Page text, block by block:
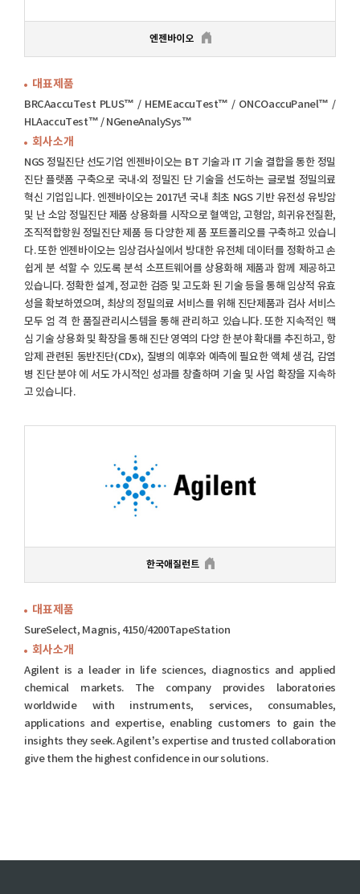
엔젠바이오
대표제품
BRCAaccuTest PLUS™ / HEMEaccuTest™ / ONCOaccuPanel™ /
HLAaccuTest™ / NGeneAnalySys™
회사소개
NGS 정밀진단 선도기업 엔젠바이오는 BT 기술과 IT 기술 결합을 통한 정밀
진단 플랫폼 구축으로 국내∙외 정밀진 단 기술을 선도하는 글로벌 정밀의료
혁신 기업입니다. 엔젠바이오는 2017년 국내 최초 NGS 기반 유전성 유방암
및 난 소암 정밀진단 제품 상용화를 시작으로 혈액암, 고형암, 희귀유전질환,
조직적합항원 정밀진단 제품 등 다양한 제 품 포트폴리오를 구축하고 있습니
다. 또한 엔젠바이오는 임상검사실에서 방대한 유전체 데이터를 정확하고 손
쉽게 분 석할 수 있도록 분석 소프트웨어를 상용화해 제품과 함께 제공하고
있습니다. 정확한 설계, 정교한 검증 및 고도화 된 기술 등을 통해 임상적 유효
성을 확보하였으며, 최상의 정밀의료 서비스를 위해 진단제품과 검사 서비스
모두 엄 격 한 품질관리시스템을 통해 관리하고 있습니다. 또한 지속적인 핵
심 기술 상용화 및 확장을 통해 진단 영역의 다양 한 분야 확대를 추진하고, 항
암제 관련된 동반진단(CDx), 질병의 예후와 예측에 필요한 액체 생검, 감염
병 진단 분야 에 서도 가시적인 성과를 창출하며 기술 및 사업 확장을 지속하
고 있습니다.
한국애질런트
대표제품
SureSelect, Magnis, 4150/4200TapeStation
회사소개
Agilent is a leader in life sciences, diagnostics and applied
chemical markets. The company provides laboratories
worldwide with instruments, services, consumables,
applications and expertise, enabling customers to gain the
insights they seek. Agilent’s expertise and trusted collaboration
give them the highest confidence in our solutions.